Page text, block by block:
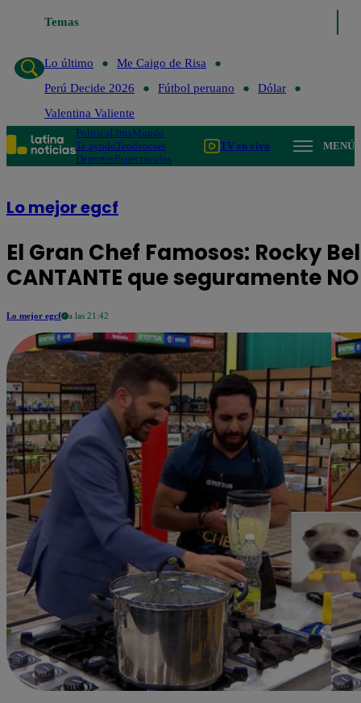
Temas
Lo último
Me Caigo de Risa
Perú Decide 2026
Fútbol peruano
Dólar
Valentina Valiente
PolíticaLimaMundo
Te ayudoTendencias
DeportesEspectáculos
TV en vivo MENÚ
Lo mejor egcf
El Gran Chef Famosos: Rocky
CANTANTE que seguramente
Lo mejor egcf a las 21:42